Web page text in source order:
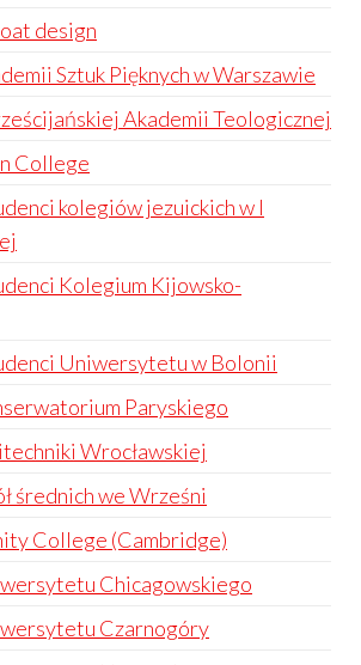
design
Sztuk Pięknych w Warszawie
Akademii Teologicznej
College
kolegiów jezuickich w I
Kolegium Kijowsko-
Uniwersytetu w Bolonii
Paryskiego
Wrocławskiej
średnich we Wrześni
College (Cambridge)
Chicagowskiego
Czarnogóry